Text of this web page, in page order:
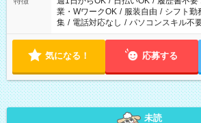
業・WワークOK / 服装自由 / シフト勤
集 / 電話対応なし / パソコンスキル不
気になる！ 応募する
未読